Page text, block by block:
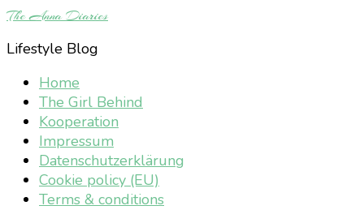
The Anna Diaries
Lifestyle Blog
Home
The Girl Behind
Kooperation
Impressum
Datenschutzerklärung
Cookie policy (EU)
Terms & conditions